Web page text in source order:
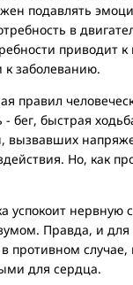
подавлять
в
приводит
заболеванию.
бег, быстрая
вызвавших
Но, как
успокоит
Правда, и
случае,
для сердца.